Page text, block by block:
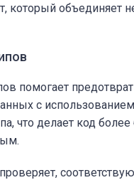
который объединяет
помогает
с
что делает код